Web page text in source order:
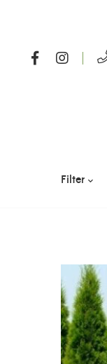
Filter